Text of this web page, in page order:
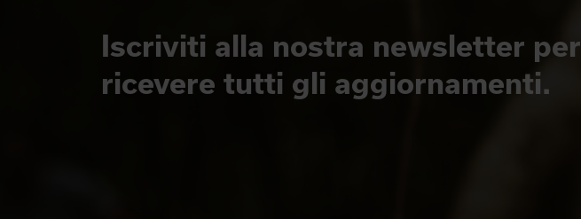
Iscriviti alla nostra newsletter per
ricevere tutti gli aggiornamenti.